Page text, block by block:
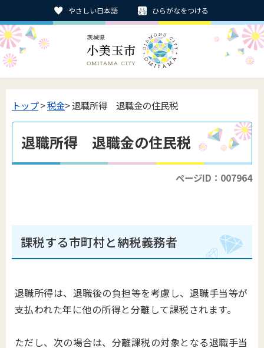
やさしい日本語 ひらがなをつける
トップ>税金> 退職所得 退職金の住民税
退職所得 退職金の住民税
ページID：007964
課税する市町村と納税義務者
退職所得は、退職後の負担等を考慮し、退職手当等が
支払われた年に他の所得と分離して課税されます。
ただし、次の場合は、分離課税の対象となる退職手当